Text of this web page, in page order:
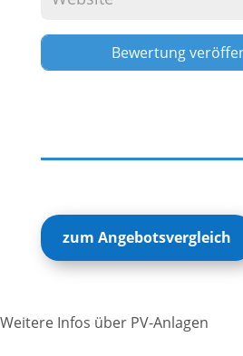
zum Angebotsvergleich
Weitere Infos über PV-Anlagen